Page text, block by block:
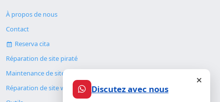
À propos de nous
Contact
Reserva cita
Réparation de site piraté
Maintenance de site web
Réparation de site web
Discutez avec nous